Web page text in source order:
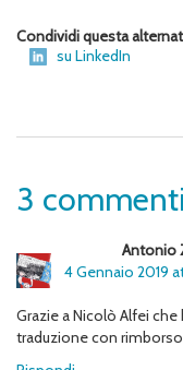
Condividi questa
su LinkedIn
3
Antonio
4 Gennaio 2019 at
Grazie a Nicolò Alfei
traduzione con